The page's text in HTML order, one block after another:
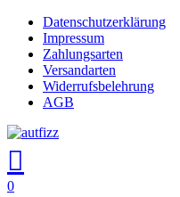
Skip
main
content
Datenschutzerklärung
Impressum
Zahlungsarten
Versandarten
Widerrufsbelehrung
AGB
search
account
0